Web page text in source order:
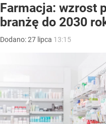
Farmacja: wzrost
branżę do 2030
Dodano:27 lipca 13:15